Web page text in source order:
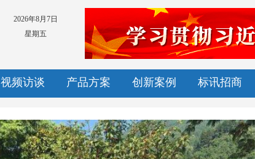
2026年8月7日
星期五
视频访谈 产品方案 创新案例 标讯招商